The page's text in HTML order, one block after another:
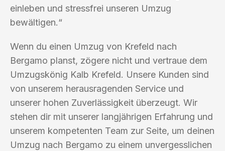
einleben und stressfrei unseren Umzug
bewältigen.“
Wenn du einen Umzug von Krefeld nach
Bergamo planst, zögere nicht und vertraue dem
Umzugskönig Kalb Krefeld. Unsere Kunden sind
von unserem herausragenden Service und
unserer hohen Zuverlässigkeit überzeugt. Wir
stehen dir mit unserer langjährigen Erfahrung und
unserem kompetenten Team zur Seite, um deinen
Umzug nach Bergamo zu einem unvergesslichen